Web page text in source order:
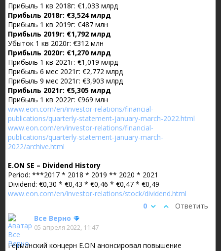
Прибыль 1 кв 2018г: €1,033 млрд
Прибыль 2018г: €3,524 млрд
Прибыль 1 кв 2019г: €487 млн
Прибыль 2019г: €1,792 млрд
Убыток 1 кв 2020г: €312 млн
Прибыль 2020г: €1,270 млрд
Прибыль 1 кв 2021г: €1,019 млрд
Прибыль 6 мес 2021г: €2,772 млрд
Прибыль 9 мес 2021г: €3,903 млрд
Прибыль 2021г: €5,305 млрд
Прибыль 1 кв 2022г: €969 млн
www.eon.com/en/investor-relations/financial-
publications/quarterly-statement-january-march-2022.html
www.eon.com/en/investor-relations/financial-
publications/quarterly-statement-january-march-
2022/archive.html
E.ON SE – Dividend History
Period: ***2017 * 2018 * 2019 ** 2020 * 2021
Dividend: €0,30 * €0,43 * €0,46 * €0,47 * €0,49
www.eon.com/en/investor-relations/stock/dividend.html
Ответить
0
Все Верно
05 апреля 2022, 11:47
Германский концерн E.ON анонсировал повышение